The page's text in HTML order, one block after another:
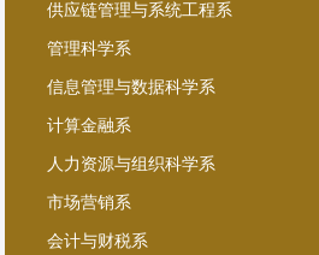
供应链管理与系统工程系
管理科学系
信息管理与数据科学系
计算金融系
人力资源与组织科学系
市场营销系
会计与财税系